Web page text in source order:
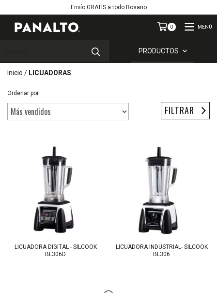
Envío GRATIS a todo Rosario
0 MENÚ
PRODUCTOS
Inicio / LICUADORAS
Ordenar por
FILTRAR
LICUADORA DIGITAL - SILCOOK
BL306D
LICUADORA INDUSTRIAL- SILCOOK
BL306